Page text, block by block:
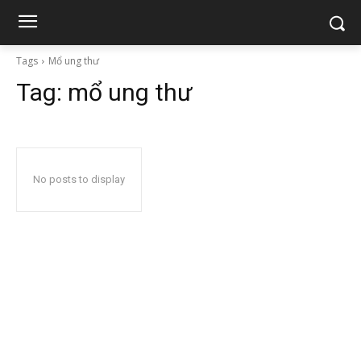
Tags Mổ ung thư
Tag: mổ ung thư
No posts to display